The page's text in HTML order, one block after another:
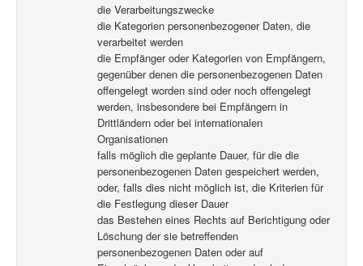
die Verarbeitungszwecke
die Kategorien personenbezogener Daten, die
verarbeitet werden
die Empfänger oder Kategorien von Empfängern,
gegenüber denen die personenbezogenen Daten
offengelegt worden sind oder noch offengelegt
werden, insbesondere bei Empfängern in
Drittländern oder bei internationalen
Organisationen
falls möglich die geplante Dauer, für die die
personenbezogenen Daten gespeichert werden,
oder, falls dies nicht möglich ist, die Kriterien für
die Festlegung dieser Dauer
das Bestehen eines Rechts auf Berichtigung oder
Löschung der sie betreffenden
personenbezogenen Daten oder auf